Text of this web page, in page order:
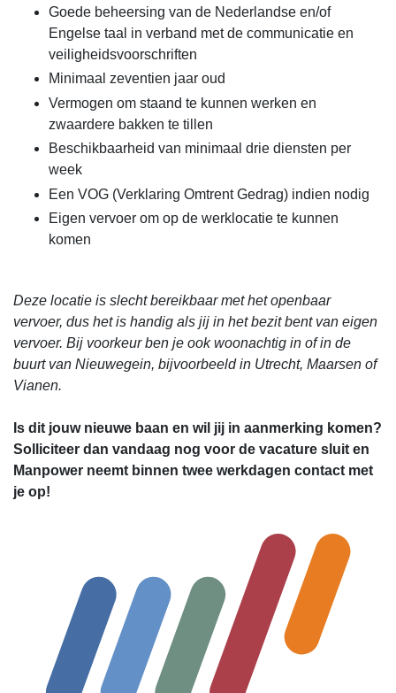
Goede beheersing van de Nederlandse en/of
Engelse taal in verband met de communicatie en
veiligheidsvoorschriften
Minimaal zeventien jaar oud
Vermogen om staand te kunnen werken en
zwaardere bakken te tillen
Beschikbaarheid van minimaal drie diensten per
week
Een VOG (Verklaring Omtrent Gedrag) indien nodig
Eigen vervoer om op de werklocatie te kunnen
komen
Deze locatie is slecht bereikbaar met het openbaar
vervoer, dus het is handig als jij in het bezit bent van eigen
vervoer. Bij voorkeur ben je ook woonachtig in of in de
buurt van Nieuwegein, bijvoorbeeld in Utrecht, Maarsen of
Vianen.
Is dit jouw nieuwe baan en wil jij in aanmerking komen?
Solliciteer dan vandaag nog voor de vacature sluit en
Manpower neemt binnen twee werkdagen contact met
je op!